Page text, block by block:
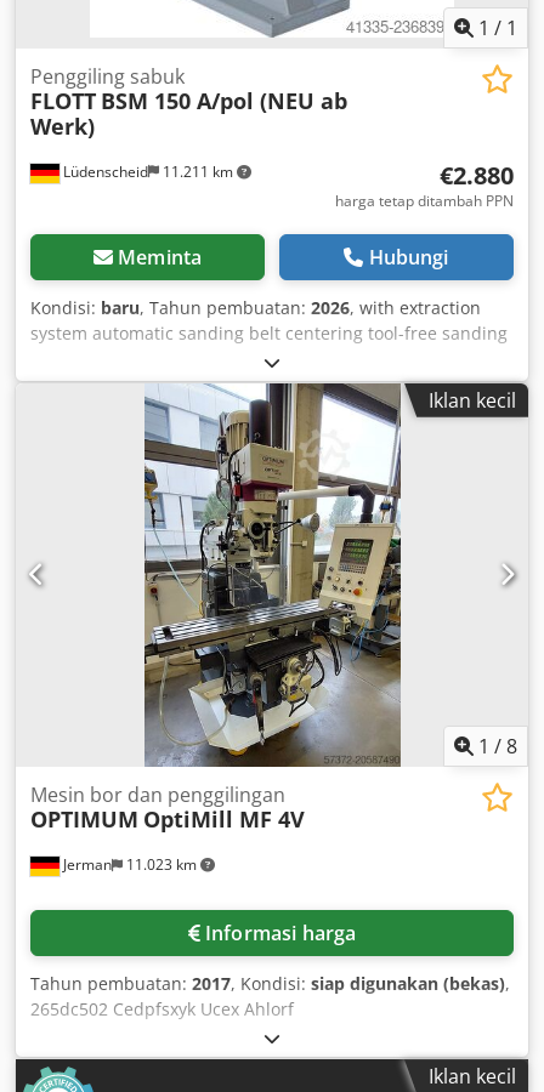
1 / 1
Lüdenscheid 11.211 km
Penggiling sabuk
FLOTT BSM 150 A/pol (NEU ab
Werk)
€2.880
harga tetap ditambah PPN
Meminta Hubungi
Kondisi: baru, Tahun pembuatan: 2026, with extraction
system automatic sanding belt centering tool-free sanding
belt change sanding belt size 2000 x 150 mm planar
grinding area: 500 mm belt speed: 15/30 m/s weight: 120
kg motor: pole-changeable 2.2/3.75 kW extraction motor:
0.37 kW machine dimensions: 950 x 430 x 1050 mm Scope
of delivery: including sanding belt grit 60 dust bag
DELIVERY: FREE OF CHARGE (within Germany) NOT THE
RIGHT MACHINE? WE ARE AN AUTHORIZED FLOTT PARTNER
AND CAN OFFER YOU THE FULL FLOTT PRODUCT RANGE!
Crsdpfockk Risx Ahlof REQUEST A QUOTE!
Iklan kecil
1 /8
Jerman 11.023 km
Mesin bor dan penggilingan
OPTIMUM OptiMill MF 4V
Informasi harga
Tahun pembuatan: 2017, Kondisi: siap digunakan (bekas),
265dc502 Cedpfsxyk Ucex Ahlorf
Iklan kecil